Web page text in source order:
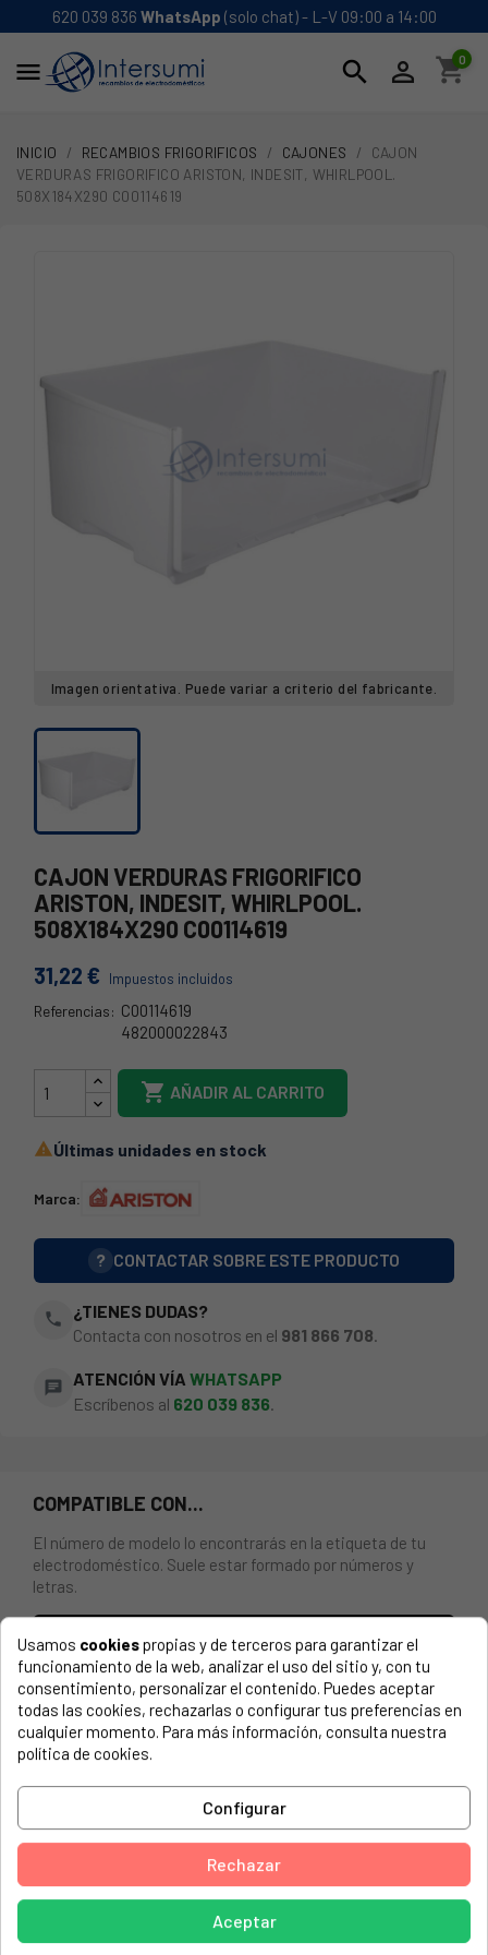
620 039 836 WhatsApp (solo chat) - L-V 09:00 a 14:00
 search  shopping_cart
0
INICIO RECAMBIOS FRIGORIFICOS CAJONES
CAJON
VERDURAS FRIGORIFICO ARISTON, INDESIT, WHIRLPOOL.
508X184X290 C00114619
Imagen orientativa. Puede variar a criterio del fabricante.
CAJON VERDURAS FRIGORIFICO
ARISTON, INDESIT, WHIRLPOOL.
508X184X290 C00114619
31,22 € Impuestos incluidos
Referencias: C00114619
482000022843
 AÑADIR AL CARRITO
Últimas unidades en stock
Marca:
? CONTACTAR SOBRE ESTE PRODUCTO
phone
¿TIENES DUDAS?
Contacta con nosotros en el 981 866 708.
chat ATENCIÓN VÍA WHATSAPP
Escríbenos al 620 039 836
COMPATIBLE CON...
El número de modelo lo encontrarás en la etiqueta de tu
electrodoméstico. Suele estar formado por números y
letras.
CAJON VERDURAS FRIGORIFICO ARISTON, INDESIT,
WHIRLPOOL. 508X184X290
ARISTON, BMTM1711FF (34460680000)
ARISTON, BMTM1711FF (34460680100)
ARISTON, BMTM1711FF (34460680200 46068)
ARISTON, BMTM1712FF (34460690000 46069)
ARISTON, BMTM1712FF (34460690101)
ARISTON, BMTM1721VFR (34460660000)
Usamos cookiespropias y de terceros para garantizar el
funcionamiento de la web, analizar el uso del sitio y, con tu
consentimiento, personalizar el contenido. Puedes aceptar
todas las cookies, rechazarlas o configurar tus preferencias en
cualquier momento. Para más información, consulta nuestra
política de cookies.
Configurar
Rechazar
Aceptar